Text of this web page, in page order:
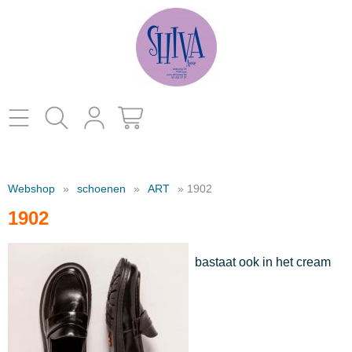
catalogus
decoratie
juwelen en parfums
schoenen
Webshop » schoenen » ART » 1902
1902
bastaat ook in het cream